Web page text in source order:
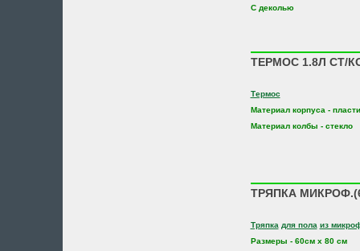
С деколью
ТЕРМОС 1.8Л СТ/
Термос
Материал корпуса -
Материал колбы - стекло
ТРЯПКА
Тряпка для пола из
Размеры - 60см х 80 см